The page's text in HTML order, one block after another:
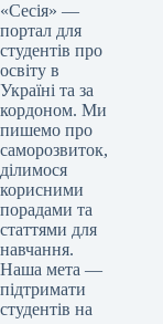
«Сесія» —
портал для
студентів про
освіту в
Україні та за
кордоном. Ми
пишемо про
саморозвиток,
ділимося
корисними
порадами та
статтями для
навчання.
Наша мета —
підтримати
студентів на